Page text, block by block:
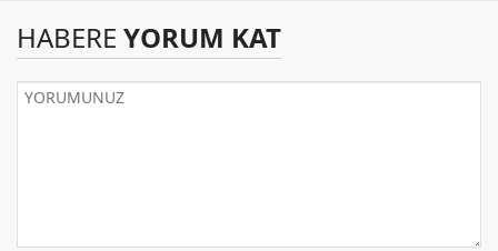
HABERE YORUM KAT